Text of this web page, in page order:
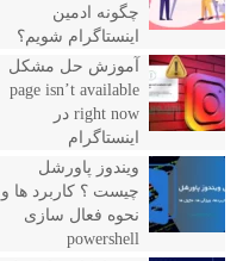
چگونه ادمین
اینستاگرام شویم؟
آموزش حل مشکل
page isn’t available
right now در
اینستاگرام
ویندوز پاورشل
چیست ؟ کاربرد ها و
نحوه فعال سازی
powershell